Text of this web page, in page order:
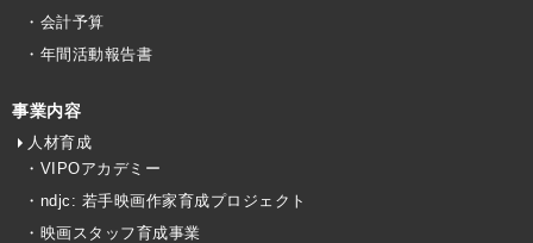
・会計予算
・年間活動報告書
事業内容
人材育成
・VIPOアカデミー
・ndjc: 若手映画作家育成プロジェクト
・映画スタッフ育成事業